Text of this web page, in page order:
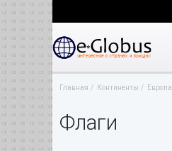
Главная Континенты Европа
Флаги